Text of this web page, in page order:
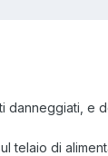
danneggiati, e
telaio di